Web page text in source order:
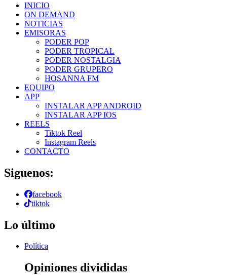
INICIO
ON DEMAND
NOTICIAS
EMISORAS
PODER POP
PODER TROPICAL
PODER NOSTALGIA
PODER GRUPERO
HOSANNA FM
EQUIPO
APP
INSTALAR APP ANDROID
INSTALAR APP IOS
REELS
Tiktok Reel
Instagram Reels
CONTACTO
Siguenos:
facebook
tiktok
Lo último
Política
Opiniones divididas